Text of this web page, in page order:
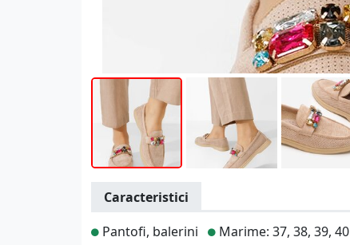
Caracteristici
Pantofi, balerini
Marime: 37, 38, 39, 40